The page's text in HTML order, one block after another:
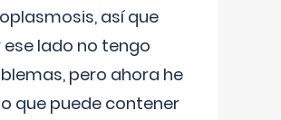
así que
ese lado no tengo
pero ahora he
que puede contener